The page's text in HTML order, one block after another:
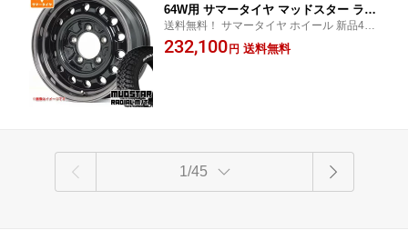
64W用 サマータイヤ マッドスター ラジ
アル M/T 215/70R16 100T ホワイトレタ
ー アピオ ワイルドボア D 5.5-16 タイヤ
送料無料！ サマータイヤ ホイール 新品4本
セット 215/70/16 215-70-16
232,100 円 送料無料
1/45